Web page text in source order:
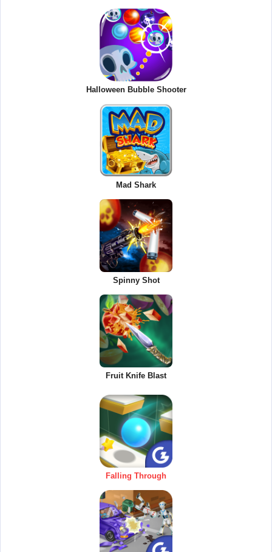
Halloween Bubble Shooter
Mad Shark
Spinny Shot
Fruit Knife Blast
Falling Through